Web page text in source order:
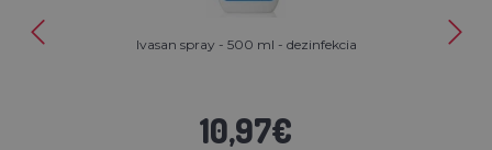
Ivasan spray - 500 ml - dezinfekcia
10,97€